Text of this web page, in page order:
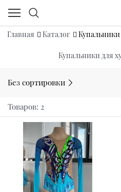
Главная Каталог
Купальники для
Без сортировки
Товаров: 2